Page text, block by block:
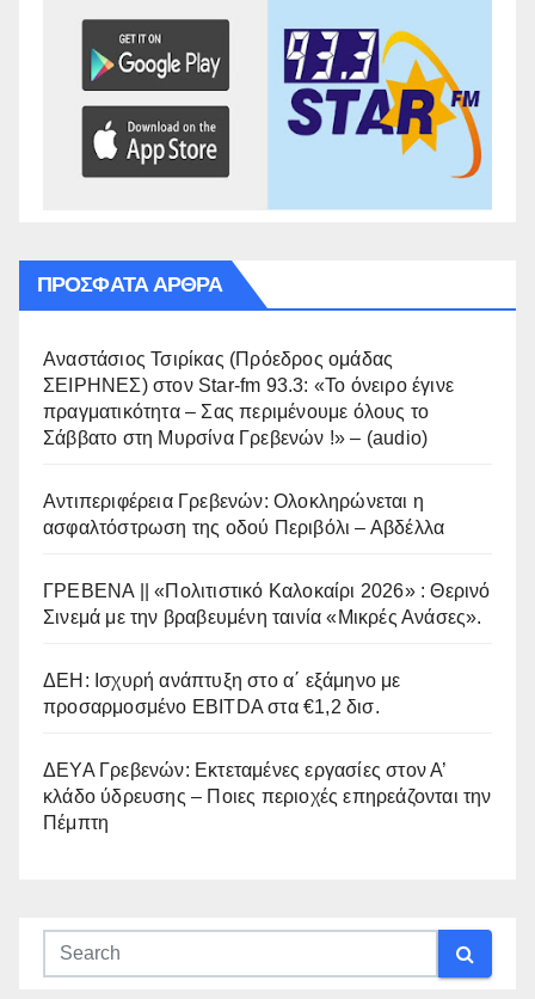
ΠΡΌΣΦΑΤΑ ΆΡΘΡΑ
Αναστάσιος Τσιρίκας (Πρόεδρος ομάδας
ΣΕΙΡΗΝΕΣ) στον Star-fm 93.3: «Το όνειρο έγινε
πραγματικότητα – Σας περιμένουμε όλους το
Σάββατο στη Μυρσίνα Γρεβενών !» – (audio)
Αντιπεριφέρεια Γρεβενών: Ολοκληρώνεται η
ασφαλτόστρωση της οδού Περιβόλι – Αβδέλλα
ΓΡΕΒΕΝΑ || «Πολιτιστικό Καλοκαίρι 2026» : Θερινό
Σινεμά με την βραβευμένη ταινία «Μικρές Ανάσες».
ΔΕΗ: Ισχυρή ανάπτυξη στο α΄ εξάμηνο με
προσαρμοσμένο EBITDA στα €1,2 δισ.
ΔΕΥΑ Γρεβενών: Εκτεταμένες εργασίες στον Α’
κλάδο ύδρευσης – Ποιες περιοχές επηρεάζονται την
Πέμπτη